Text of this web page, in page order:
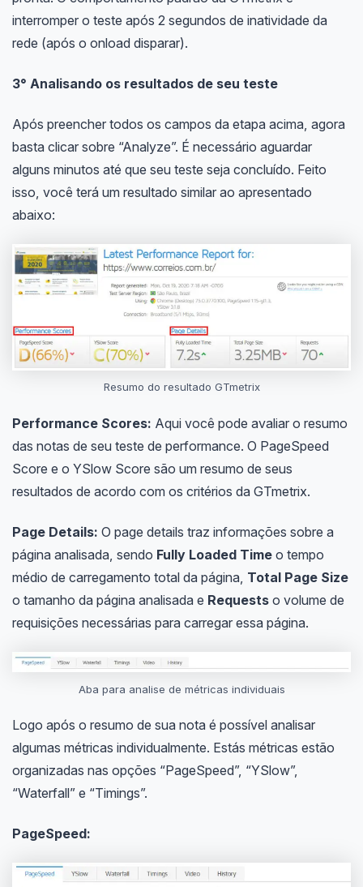
interromper o teste após 2 segundos de inatividade da
rede (após o onload disparar).
3° Analisando os resultados de seu teste
Após preencher todos os campos da etapa acima, agora
basta clicar sobre “Analyze”. É necessário aguardar
alguns minutos até que seu teste seja concluído. Feito
isso, você terá um resultado similar ao apresentado
abaixo:
Resumo do resultado GTmetrix
Performance Scores: Aqui você pode avaliar o resumo
das notas de seu teste de performance. O PageSpeed
Score e o YSlow Score são um resumo de seus
resultados de acordo com os critérios da GTmetrix.
Page Details: O page details traz informações sobre a
página analisada, sendo Fully Loaded Timeo tempo
médio de carregamento total da página, Total Page Size
o tamanho da página analisada e Requestso volume de
requisições necessárias para carregar essa página.
Aba para analise de métricas individuais
Logo após o resumo de sua nota é possível analisar
algumas métricas individualmente. Estás métricas estão
organizadas nas opções “PageSpeed”, “YSlow”,
“Waterfall” e “Timings”.
PageSpeed: